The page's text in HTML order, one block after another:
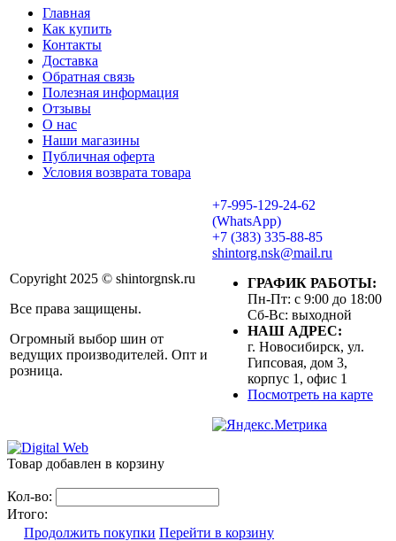
Главная
Как купить
Контакты
Доставка
Обратная связь
Полезная информация
Отзывы
О нас
Наши магазины
Публичная оферта
Условия возврата товара
Copyright 2025 © shintorgnsk.ru
Все права защищены.
Огромный выбор шин от
ведущих производителей. Опт и
розница.
+7-995-129-24-62
(WhatsApp)
+7 (383) 335-88-85
shintorg.nsk@mail.ru
ГРАФИК РАБОТЫ:
Пн-Пт: с 9:00 до 18:00
Сб-Вс: выходной
НАШ АДРЕС:
г. Новосибирск, ул.
Гипсовая, дом 3,
корпус 1, офис 1
Посмотреть на карте
Товар добавлен в корзину
Кол-во:
Итого:
Продолжить покупки Перейти в корзину